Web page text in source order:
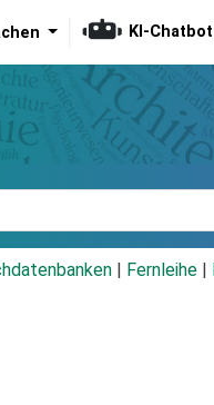
KI-Chatbot
Fernleihe